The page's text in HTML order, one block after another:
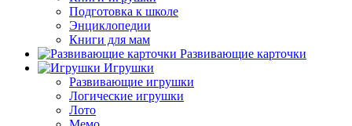
Подготовка к школе
Энциклопедии
Книги для мам
Развивающие карточки
Игрушки
Развивающие игрушки
Логические игрушки
Лото